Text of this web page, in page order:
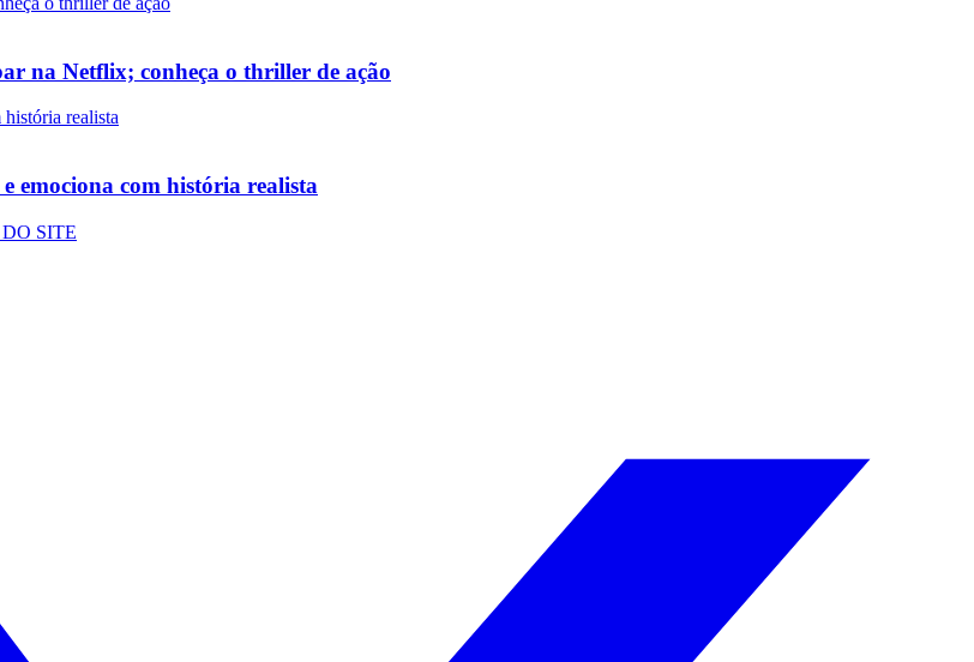
na Netflix; conheça o thriller de ação
emociona com história realista
SITE